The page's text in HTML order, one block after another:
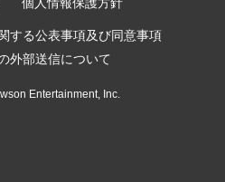
個人情報保護方針
する公表事項及び同意事項
外部送信について
Entertainment, Inc.